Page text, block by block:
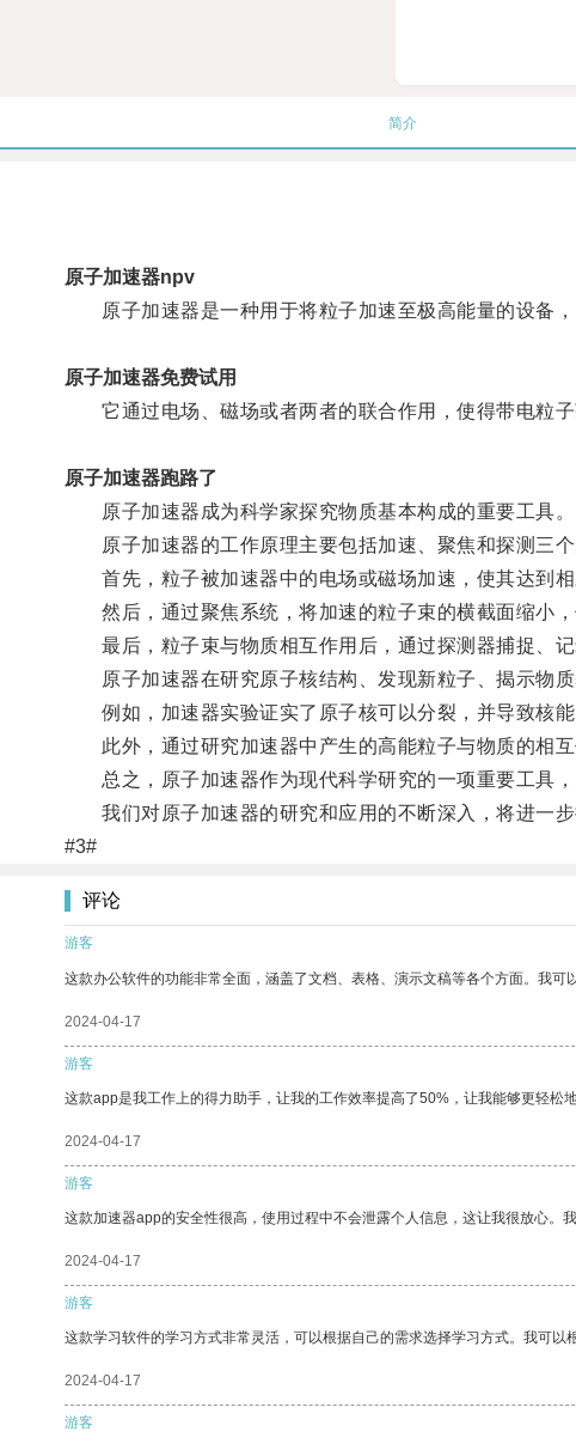
简介
原子加速器npv
原子加速器是一种用于将粒子加速至极高能量的设备，
原子加速器免费试用
它通过电场、磁场或者两者的联合作用，使得带电粒子
原子加速器跑路了
原子加速器成为科学家探究物质基本构成的重要工具。
原子加速器的工作原理主要包括加速、聚焦和探测三个
首先，粒子被加速器中的电场或磁场加速，使其达到相
然后，通过聚焦系统，将加速的粒子束的横截面缩小，
最后，粒子束与物质相互作用后，通过探测器捕捉、记
原子加速器在研究原子核结构、发现新粒子、揭示物质
例如，加速器实验证实了原子核可以分裂，并导致核能
此外，通过研究加速器中产生的高能粒子与物质的相互
总之，原子加速器作为现代科学研究的一项重要工具，
我们对原子加速器的研究和应用的不断深入，将进一步
#3#
评论
游客
这款办公软件的功能非常全面，涵盖了文档、表格、演示文稿等各个方面。我可
2024-04-17
游客
这款app是我工作上的得力助手，让我的工作效率提高了50%，让我能够更轻松地
2024-04-17
游客
这款加速器app的安全性很高，使用过程中不会泄露个人信息，这让我很放心。
2024-04-17
游客
这款学习软件的学习方式非常灵活，可以根据自己的需求选择学习方式。我可以
2024-04-17
游客